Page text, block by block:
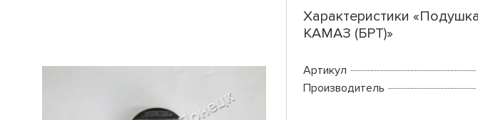
Характеристики
КАМАЗ (БРТ)»
Артикул
Производитель